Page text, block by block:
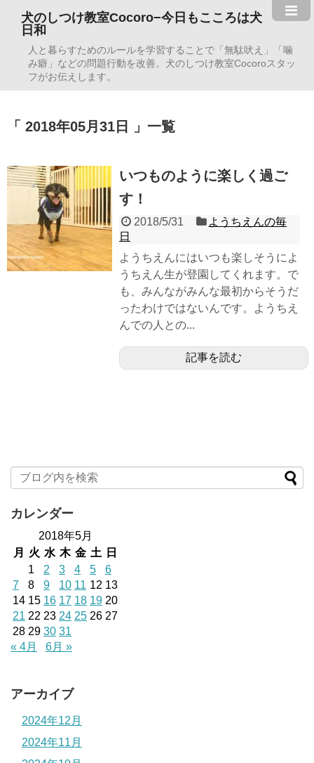
犬のしつけ教室Cocoro−今日もこころは犬
日和
人と暮らすためのルールを学習することで「無駄吠え」「噛
み癖」などの問題行動を改善。犬のしつけ教室Cocoroスタッ
フがお伝えします。
2018年05月31日 一覧
いつものように楽しく過ご
す！
2018/5/31
ようちえんの毎
日
ようちえんにはいつも楽しそうによ
うちえん生が登園してくれます。で
も、みんながみんな最初からそうだ
ったわけではないんです。ようちえ
んでの人との...
記事を読む
カレンダー
2018年5月
月
火 水 木 金 土
日
1
2 3 4 5
6
7
8 9 10 11 12 13
14 15 16 17 18 19 20
21 22 23 24 25 26 27
28 29 30 31
« 4月
6月 »
アーカイブ
2024年12月
2024年11月